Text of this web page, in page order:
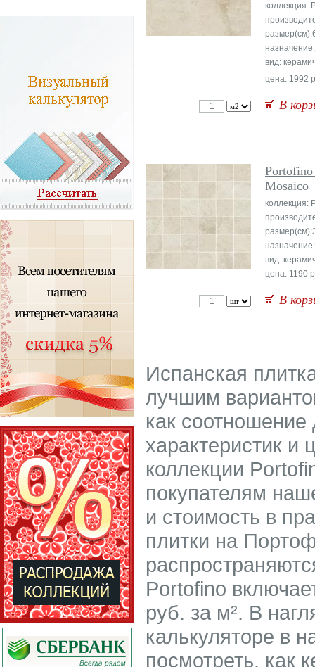
коллекция:
вид:
цена: 1992
В
Mosaico
коллекция:
вид:
цена: 1190
В
Испанская
лучшим
как соотношение
характеристик и
коллекции
покупателям
и стоимость в
плитки на
Portofino
руб. за м². В
калькуляторе в
посмотреть, как